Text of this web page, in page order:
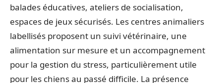
balades éducatives, ateliers de socialisation,
espaces de jeux sécurisés. Les centres animaliers
labellisés proposent un suivi vétérinaire, une
alimentation sur mesure et un accompagnement
pour la gestion du stress, particulièrement utile
pour les chiens au passé difficile. La présence